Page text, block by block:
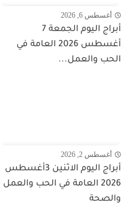
أغسطس 6, 2026
أبراج اليوم الجمعة 7
أغسطس 2026 العامة في
الحب والعمل...
أغسطس 2, 2026
أبراج اليوم الاثنين 3أغسطس
2026 العامة في الحب والعمل
والصحة